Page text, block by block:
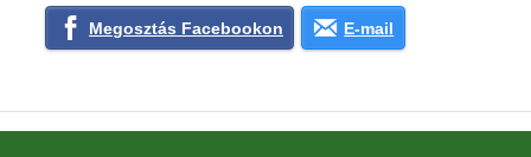
Megosztás Facebookon E-mail